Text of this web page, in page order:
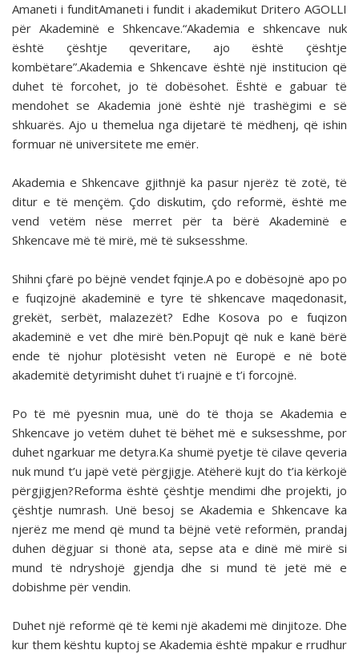
Amaneti i funditAmaneti i fundit i akademikut Dritero AGOLLI
për Akademinë e Shkencave.“Akademia e shkencave nuk
është çështje qeveritare, ajo është çështje
kombëtare”.Akademia e Shkencave është një institucion që
duhet të forcohet, jo të dobësohet. Është e gabuar të
mendohet se Akademia jonë është një trashëgimi e së
shkuarës. Ajo u themelua nga dijetarë të mëdhenj, që ishin
formuar në universitete me emër.
Akademia e Shkencave gjithnjë ka pasur njerëz të zotë, të
ditur e të mençëm. Çdo diskutim, çdo reformë, është me
vend vetëm nëse merret për ta bërë Akademinë e
Shkencave më të mirë, më të suksesshme.
Shihni çfarë po bëjnë vendet fqinje.A po e dobësojnë apo po
e fuqizojnë akademinë e tyre të shkencave maqedonasit,
grekët, serbët, malazezët? Edhe Kosova po e fuqizon
akademinë e vet dhe mirë bën.Popujt që nuk e kanë bërë
ende të njohur plotësisht veten në Europë e në botë
akademitë detyrimisht duhet t’i ruajnë e t’i forcojnë.
Po të më pyesnin mua, unë do të thoja se Akademia e
Shkencave jo vetëm duhet të bëhet më e suksesshme, por
duhet ngarkuar me detyra.Ka shumë pyetje të cilave qeveria
nuk mund t’u japë vetë përgjigje. Atëherë kujt do t’ia kërkojë
përgjigjen?Reforma është çështje mendimi dhe projekti, jo
çështje numrash. Unë besoj se Akademia e Shkencave ka
njerëz me mend që mund ta bëjnë vetë reformën, prandaj
duhen dëgjuar si thonë ata, sepse ata e dinë më mirë si
mund të ndryshojë gjendja dhe si mund të jetë më e
dobishme për vendin.
Duhet një reformë që të kemi një akademi më dinjitoze. Dhe
kur them kështu kuptoj se Akademia është mpakur e rrudhur